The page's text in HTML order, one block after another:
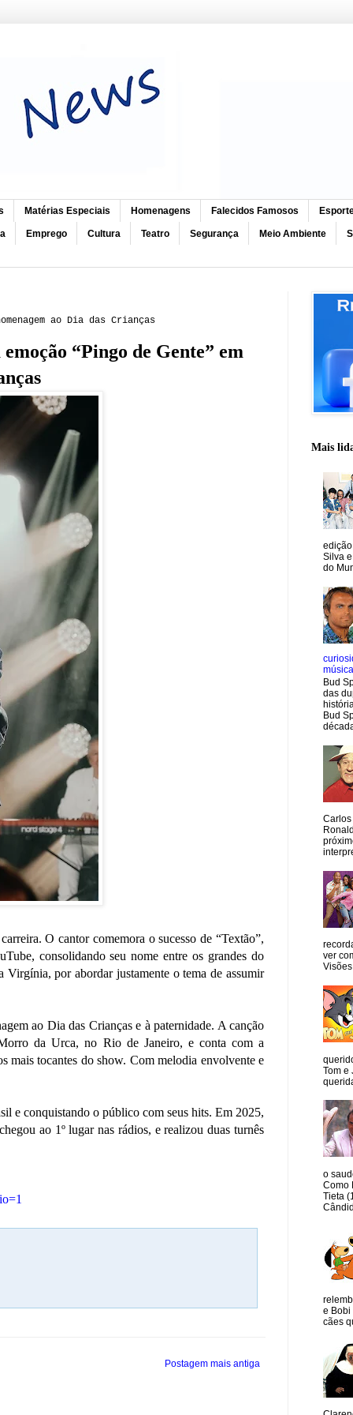
Matérias Especiais Homenagens Falecidos Famosos
Emprego Cultura Teatro Segurança Meio Ambiente
ao Dia das Crianças
“Pingo de Gente” em
O cantor comemora o sucesso de “Textão”,
consolidando seu nome entre os grandes do
por abordar justamente o tema de assumir
ao Dia das Crianças e à paternidade. A canção
da Urca, no Rio de Janeiro, e conta com a
mais tocantes do show. Com melodia envolvente e
e conquistando o público com seus hits. Em 2025,
ao 1º lugar nas rádios, e realizou duas turnês
Postagem mais antiga
Mais
Silva
do
Bud
das
Bud
Carlos
ver
Tom e
o
Como
Tieta
e Bobi
cães